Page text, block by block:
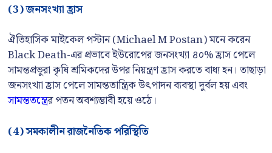
(3)জনসংখ্যা হ্রাস
ঐতিহাসিক মাইকেল পস্টান (Michael M Postan) মনে করেন
Black Death-এর প্রভাবে ইউরোপের জনসংখ্যা ৪০% হ্রাস পেলে
সামন্তপ্রভুরা কৃষি শ্রমিকদের উপর নিয়ন্ত্রণ হ্রাস করতে বাধ্য হন। তাছাড়া
জনসংখ্যা হ্রাস পেলে সামন্ততান্ত্রিক উৎপাদন ব্যবস্থা দুর্বল হয় এবং
সামন্ততন্ত্রের পতন অবশ্যম্ভাবী হয়ে ওঠে।
(4)সমকালীন রাজনৈতিক পরিস্থিতি